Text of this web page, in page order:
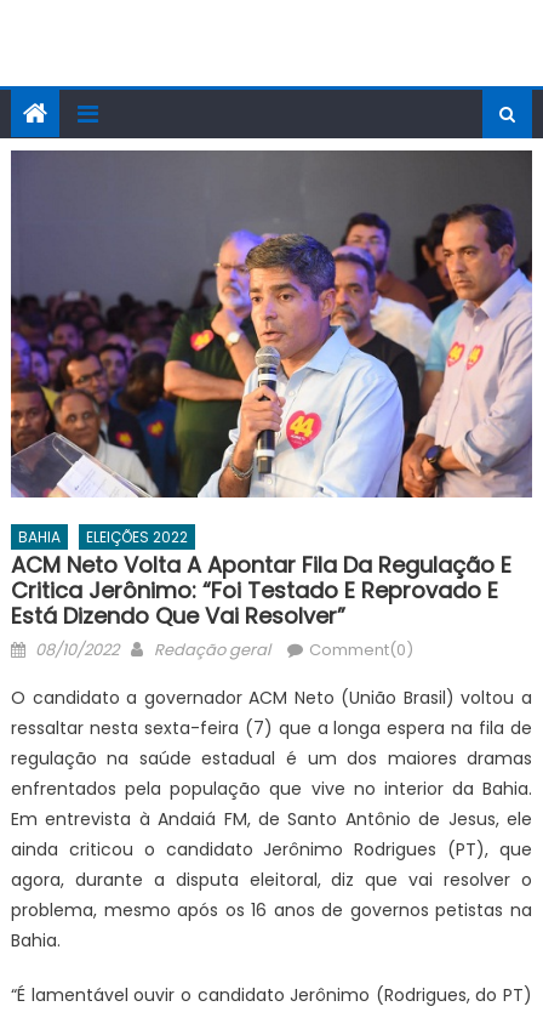
BAHIA ELEIÇÕES 2022
ACM Neto Volta A Apontar Fila Da Regulação E
Critica Jerônimo: “Foi Testado E Reprovado E
Está Dizendo Que Vai Resolver”
Posted
08/10/2022 Author
Redação geral Comment(0)
O candidato a governador ACM Neto (União Brasil) voltou a
ressaltar nesta sexta-feira (7) que a longa espera na fila de
regulação na saúde estadual é um dos maiores dramas
enfrentados pela população que vive no interior da Bahia.
Em entrevista à Andaiá FM, de Santo Antônio de Jesus, ele
ainda criticou o candidato Jerônimo Rodrigues (PT), que
agora, durante a disputa eleitoral, diz que vai resolver o
problema, mesmo após os 16 anos de governos petistas na
Bahia.
“É lamentável ouvir o candidato Jerônimo (Rodrigues, do PT)